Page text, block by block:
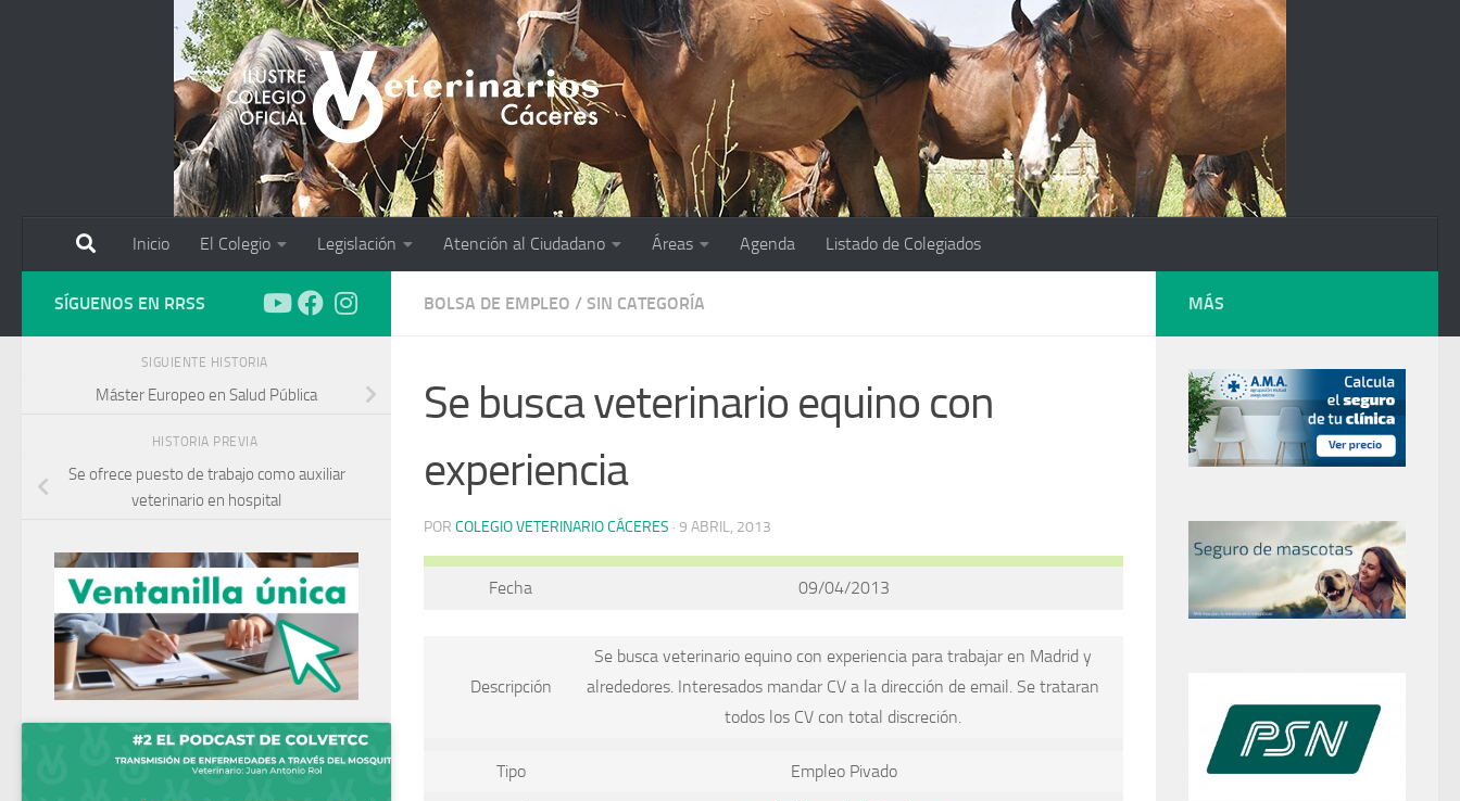
Inicio El Colegio Legislación Atención al Ciudadano Áreas Agenda Listado de Colegiados
BOLSA DE EMPLEO / SIN CATEGORÍA
Se busca veterinario equino con
experiencia
POR COLEGIO VETERINARIO CÁCERES · 9 ABRIL, 2013
Fecha 09/04/2013
Descripción
Se busca veterinario equino con experiencia para trabajar en Madrid y
alrededores. Interesados mandar CV a la dirección de email. Se trataran
todos los CV con total discreción.
Tipo Empleo Pivado
SÍGUENOS EN RRSS
SIGUIENTE HISTORIA
Máster Europeo en Salud Pública
HISTORIA PREVIA
Se ofrece puesto de trabajo como auxiliar
veterinario en hospital
MÁS